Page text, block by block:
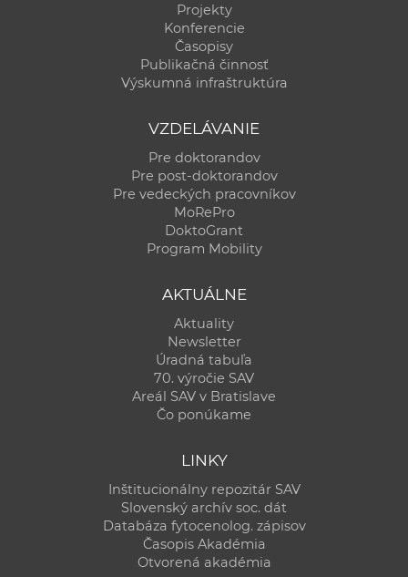
Projekty
Konferencie
Časopisy
Publikačná činnosť
Výskumná infraštruktúra
VZDELÁVANIE
Pre doktorandov
Pre post-doktorandov
Pre vedeckých pracovníkov
MoRePro
DoktoGrant
Program Mobility
AKTUÁLNE
Aktuality
Newsletter
Úradná tabuľa
70. výročie SAV
Areál SAV v Bratislave
Čo ponúkame
LINKY
Inštitucionálny repozitár SAV
Slovenský archív soc. dát
Databáza fytocenolog. zápisov
Časopis Akadémia
Otvorená akadémia